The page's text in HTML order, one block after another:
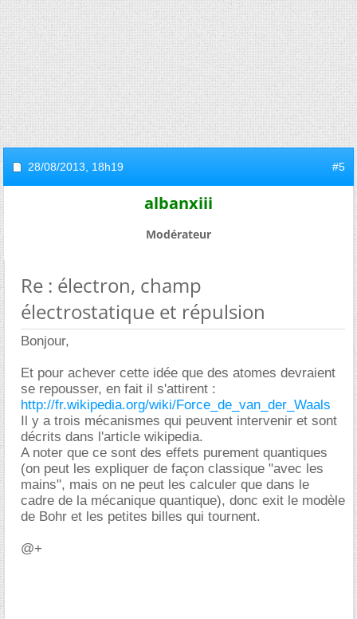
28/08/2013, 18h19 #5
albanxiii
Modérateur
Re : électron, champ
électrostatique et répulsion
Bonjour,
Et pour achever cette idée que des atomes devraient
se repousser, en fait il s'attirent :
http://fr.wikipedia.org/wiki/Force_de_van_der_Waals
Il y a trois mécanismes qui peuvent intervenir et sont
décrits dans l'article wikipedia.
A noter que ce sont des effets purement quantiques
(on peut les expliquer de façon classique "avec les
mains", mais on ne peut les calculer que dans le
cadre de la mécanique quantique), donc exit le modèle
de Bohr et les petites billes qui tournent.
@+